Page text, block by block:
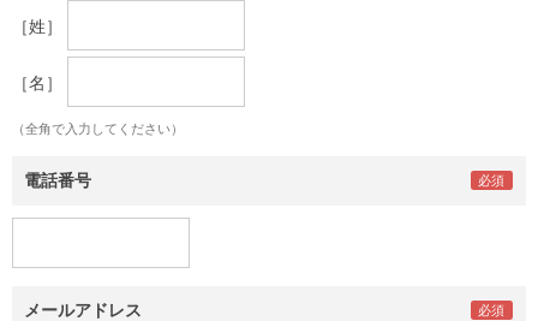
［姓］
［名］
（全角で入力してください）
電話番号
メールアドレス